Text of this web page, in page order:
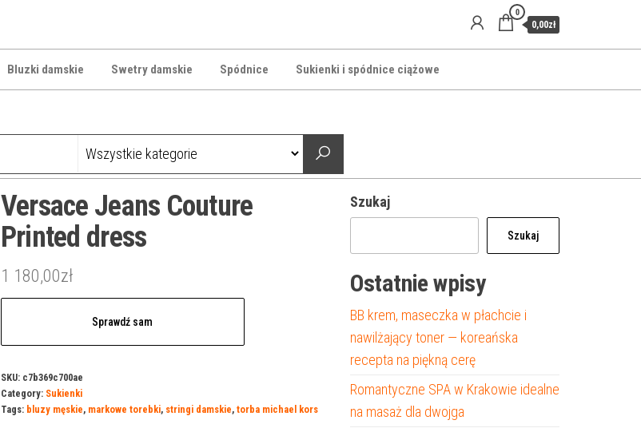
0
0,00zł
Bluzki damskie Swetry damskie Spódnice Sukienki i spódnice ciążowe
Versace Jeans Couture
Printed dress
1 180,00zł
Sprawdź sam
SKU: c7b369c700ae
Category: Sukienki
Tags: bluzy męskie, markowe torebki, stringi damskie, torba michael kors
Szukaj
Szukaj
Ostatnie wpisy
BB krem, maseczka w płachcie i
nawilżający toner — koreańska
recepta na piękną cerę
Romantyczne SPA w Krakowie idealne
na masaż dla dwojga